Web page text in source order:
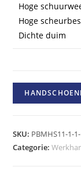
Hoge
Hoge
Dichte duim
SKU: PBMHS11-1-
Categorie: